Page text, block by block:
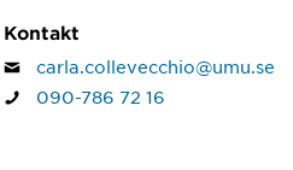
Kontakt
carla.collevecchio@umu.se
090-786 72 16